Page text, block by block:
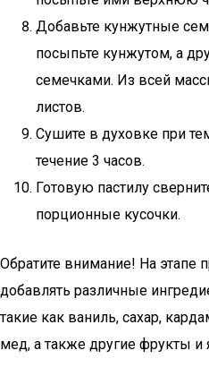
Добавьте кунжутные
посыпьте кунжутом, а
семечками. Из всей
листов.
Сушите в духовке при
течение 3 часов.
Готовую пастилу
порционные кусочки.
Обратите внимание! На этапе
добавлять различные
такие как ваниль, сахар,
мед, а также другие фрукты и